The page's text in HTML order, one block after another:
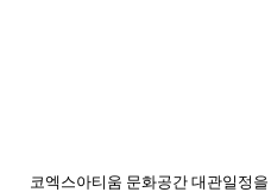
코엑스아티움 문화공간 대관일정